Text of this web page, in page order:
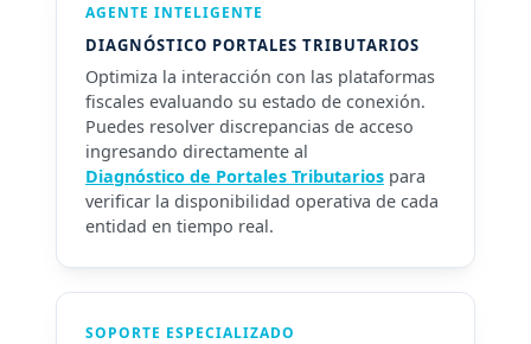
AGENTE INTELIGENTE
DIAGNÓSTICO PORTALES TRIBUTARIOS
Optimiza la interacción con las plataformas
fiscales evaluando su estado de conexión.
Puedes resolver discrepancias de acceso
ingresando directamente al
Diagnóstico de Portales Tributariospara
verificar la disponibilidad operativa de cada
entidad en tiempo real.
SOPORTE ESPECIALIZADO